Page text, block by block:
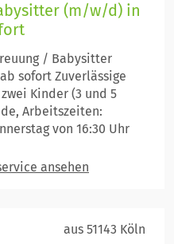
(m/w/d) in
/ Babysitter
sofort Zuverlässige
Kinder (3 und 5
Arbeitszeiten:
von 16:30 Uhr
ansehen
aus 51143 Köln